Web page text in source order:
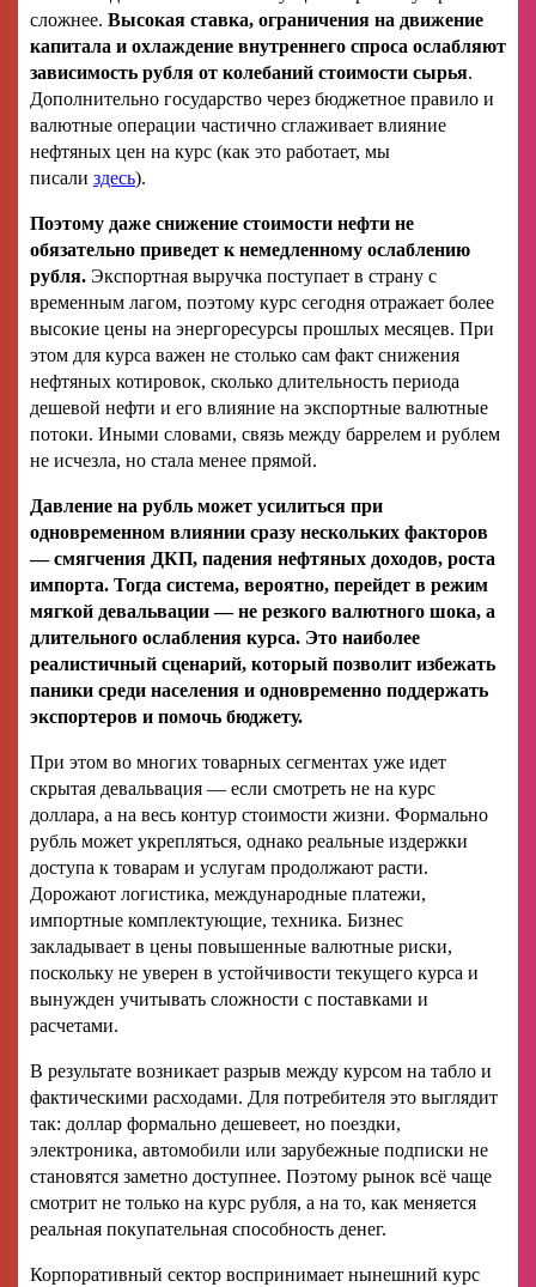
сложнее. Высокая ставка, ограничения на движение
капитала и охлаждение внутреннего спроса ослабляют
зависимость рубля от колебаний стоимости сырья.
Дополнительно государство через бюджетное правило и
валютные операции частично сглаживает влияние
нефтяных цен на курс (как это работает, мы
писали здесь).
Поэтому даже снижение стоимости нефти не
обязательно приведет к немедленному ослаблению
рубля. Экспортная выручка поступает в страну с
временным лагом, поэтому курс сегодня отражает более
высокие цены на энергоресурсы прошлых месяцев. При
этом для курса важен не столько сам факт снижения
нефтяных котировок, сколько длительность периода
дешевой нефти и его влияние на экспортные валютные
потоки. Иными словами, связь между баррелем и рублем
не исчезла, но стала менее прямой.
Давление на рубль может усилиться при
одновременном влиянии сразу нескольких факторов
— смягчения ДКП, падения нефтяных доходов, роста
импорта. Тогда система, вероятно, перейдет в режим
мягкой девальвации — не резкого валютного шока, а
длительного ослабления курса. Это наиболее
реалистичный сценарий, который позволит избежать
паники среди населения и одновременно поддержать
экспортеров и помочь бюджету.
При этом во многих товарных сегментах уже идет
скрытая девальвация — если смотреть не на курс
доллара, а на весь контур стоимости жизни. Формально
рубль может укрепляться, однако реальные издержки
доступа к товарам и услугам продолжают расти.
Дорожают логистика, международные платежи,
импортные комплектующие, техника. Бизнес
закладывает в цены повышенные валютные риски,
поскольку не уверен в устойчивости текущего курса и
вынужден учитывать сложности с поставками и
расчетами.
В результате возникает разрыв между курсом на табло и
фактическими расходами. Для потребителя это выглядит
так: доллар формально дешевеет, но поездки,
электроника, автомобили или зарубежные подписки не
становятся заметно доступнее. Поэтому рынок всё чаще
смотрит не только на курс рубля, а на то, как меняется
реальная покупательная способность денег.
Корпоративный сектор воспринимает нынешний курс